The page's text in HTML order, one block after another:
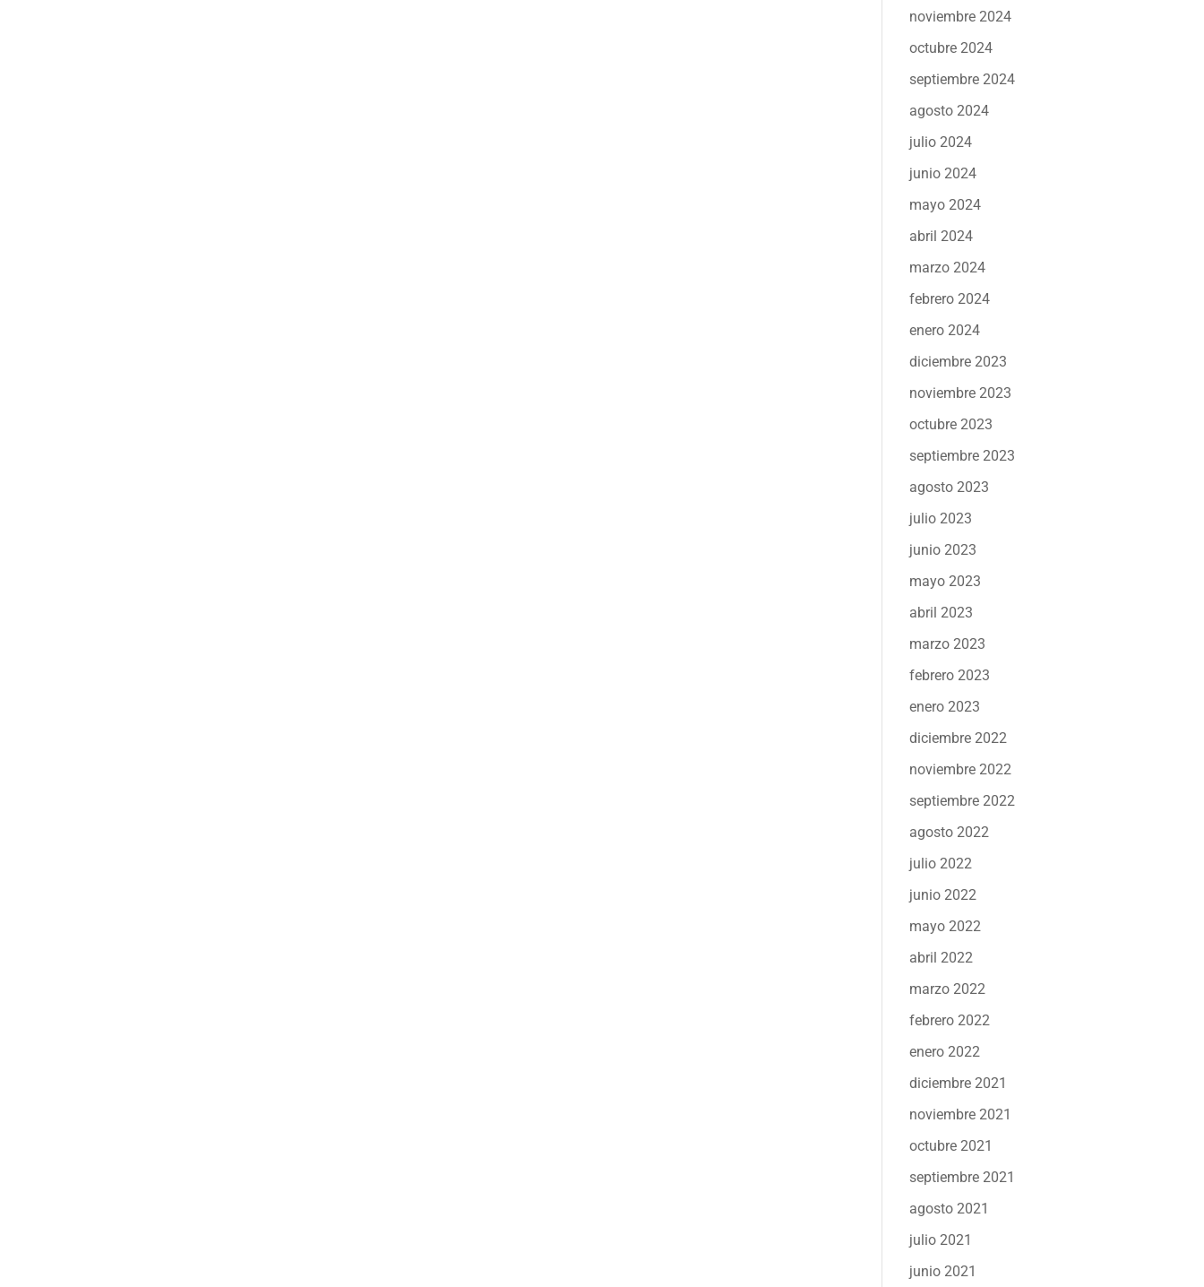
noviembre 2024
octubre 2024
septiembre 2024
agosto 2024
julio 2024
junio 2024
mayo 2024
abril 2024
marzo 2024
febrero 2024
enero 2024
diciembre 2023
noviembre 2023
octubre 2023
septiembre 2023
agosto 2023
julio 2023
junio 2023
mayo 2023
abril 2023
marzo 2023
febrero 2023
enero 2023
diciembre 2022
noviembre 2022
septiembre 2022
agosto 2022
julio 2022
junio 2022
mayo 2022
abril 2022
marzo 2022
febrero 2022
enero 2022
diciembre 2021
noviembre 2021
octubre 2021
septiembre 2021
agosto 2021
julio 2021
junio 2021